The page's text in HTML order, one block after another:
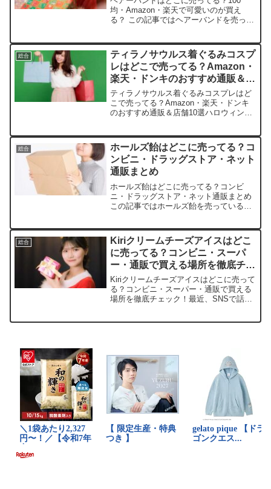
均・Amazon・楽天で可愛いのが買え
る？ この記事ではヘアーバンドを売って
均価格特徴・おすすめポイント
Amazon300〜800円...
総合
ティラノサウルス着ぐるみコスプ
レはどこで売ってる？Amazon・
楽天・ドンキのおすすめ通販＆店
舗10選
ティラノサウルス着ぐるみコスプレはど
こで売ってる？Amazon・楽天・ドンキ
のおすすめ通販＆店舗10選ハロウィンや
ノサウルス着ぐるみコスプレの取扱店や
平均価格、安く買え...
総合
ホールズ飴はどこに売ってる？コ
ンビニ・ドラッグストア・ネット
通販まとめ
ホールズ飴はどこに売ってる？コンビ
ニ・ドラッグストア・ネット通販まとめ
この記事ではホールズ飴を売っている取
てない”と感じる？HALLS飴の在庫事情最
近「ホールズ飴が売...
総合
Kiriクリームチーズアイスはどこ
に売ってる？コンビニ・スーパ
ー・通販で買える場所を徹底チェ
ック！
Kiriクリームチーズアイスはどこに売って
る？コンビニ・スーパー・通販で買える
場所を徹底チェック！最近、SNSで話題